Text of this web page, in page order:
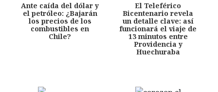
Ante caída del dólar y
el petróleo: ¿Bajarán
los precios de los
combustibles en
Chile?
El Teleférico
Bicentenario revela
un detalle clave: así
funcionará el viaje de
13 minutos entre
Providencia y
Huechuraba